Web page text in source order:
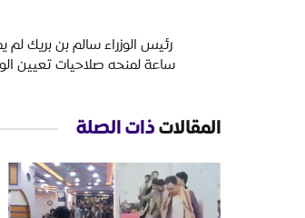
ساعة لمنحه صلاحيات تعيين
المقالاتذات الصلة